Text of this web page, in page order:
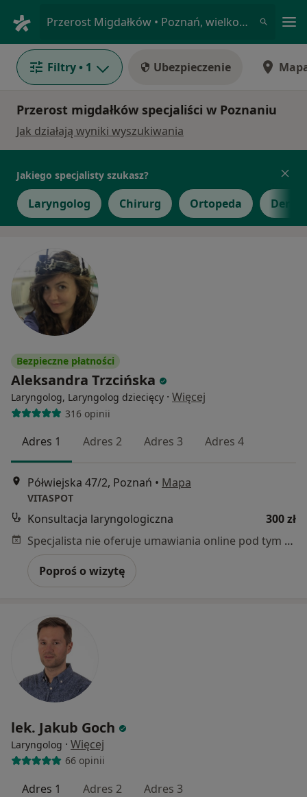
Przerost Migdałków • Poznań, wielkopolskie
Filtry • 1 Ubezpieczenie
Przerost migdałków specjaliści w Poznaniu
Jak działają wyniki wyszukiwania
Jakiego specjalisty szukasz?
Laryngolog Chirurg Ortopeda
Bezpieczne płatności
Aleksandra Trzcińska
Laryngolog, Laryngolog dziecięcy · Więcej
316 opinii
Adres 1 Adres 2 Adres 3 Adres 4
Półwiejska 47/2, Poznań • Mapa
VITASPOT
Konsultacja laryngologiczna
300 zł
Specjalista nie oferuje umawiania online pod tym adresem.
Poproś o wizytę
lek. Jakub Goch
Laryngolog · Więcej
66 opinii
Adres 1 Adres 2 Adres 3